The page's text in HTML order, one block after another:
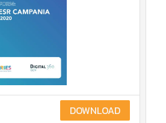
DOWNLOAD